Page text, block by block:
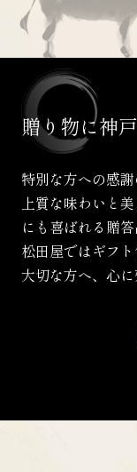
贈り物に神
特別な方への感
上質な味わいと
にも喜ばれる贈答
松田屋ではギフ
大切な方へ、心